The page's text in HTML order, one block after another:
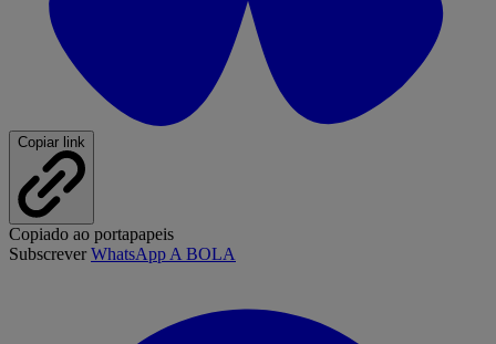
Copiar link
Copiado ao portapapeis
SubscreverWhatsApp A BOLA